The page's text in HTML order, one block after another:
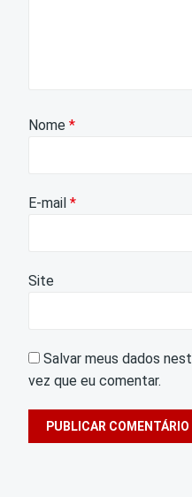
Nome *
E-mail *
Site
Salvar meus dados
vez que eu comentar.